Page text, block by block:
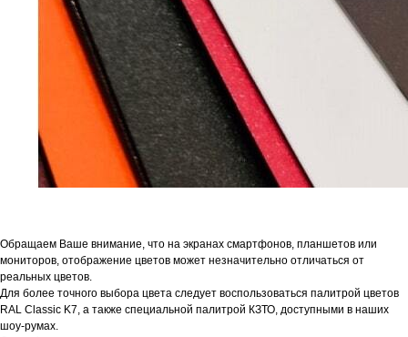
Обращаем Ваше внимание, что на экранах смартфонов, планшетов или
мониторов, отображение цветов может незначительно отличаться от
реальных цветов.
Для более точного выбора цвета следует воспользоваться палитрой цветов
RAL Classic K7, а также специальной палитрой КЗТО, доступными в наших
шоу-румах.